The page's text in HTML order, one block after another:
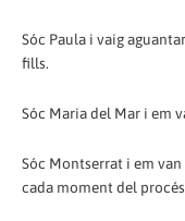
Sóc Paula i vaig
fills.
Sóc Maria del Mar i em
Sóc Montserrat i em
cada moment del